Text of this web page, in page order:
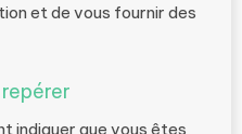
et de vous fournir des
indiquer que vous êtes